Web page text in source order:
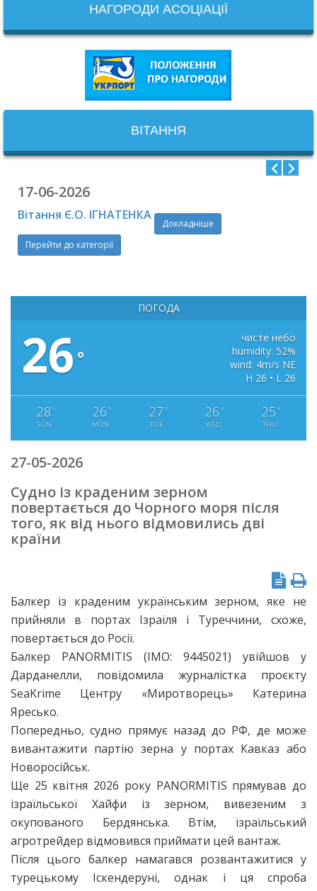
НАГОРОДИ АСОЦІАЦІЇ
ВІТАННЯ
17-06-2026
Вітання Є.О. ІГНАТЕНКА
Докладніше
Перейти до категорії
ПОГОДА
26°
чисте небо
humidity: 52%
wind: 4m/s NE
H 26 • L 26
28 °
SUN
26 °
MON
27 °
TUE
26 °
WED
25 °
THU
27-05-2026
Судно із краденим зерном
повертається до Чорного моря після
того, як від нього відмовились дві
країни
Балкер із краденим українським зерном, яке не
прийняли в портах Ізраїля і Туреччини, схоже,
повертається до Росії.
Балкер PANORMITIS (IMO: 9445021) увійшов у
Дарданелли, повідомила журналістка проєкту
SeaKrime Центру «Миротворець» Катерина
Яресько.
Попередньо, судно прямує назад до РФ, де може
вивантажити партію зерна у портах Кавказ або
Новоросійськ.
Ще 25 квітня 2026 року PANORMITIS прямував до
ізраїльської Хайфи із зерном, вивезеним з
окупованого Бердянська. Втім, ізраїльський
агротрейдер відмовився приймати цей вантаж.
Після цього балкер намагався розвантажитися у
турецькому Іскендеруні, однак і ця спроба